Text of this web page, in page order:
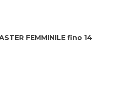
FEMMINILE fino 14